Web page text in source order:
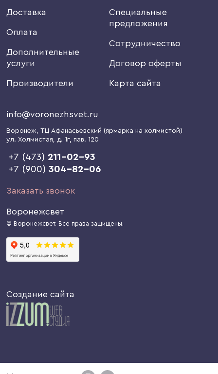
Доставка
Оплата
Дополнительные
услуги
Производители
Специальные
предложения
Сотрудничество
Договор оферты
Карта сайта
info@voronezhsvet.ru
Воронеж, ТЦ Афанасьевский (ярмарка на холмистой)
ул. Холмистая, д. 1г, пав. 120
+7 (473) 211-02-93
+7 (900)304-82-06
Заказать звонок
Воронежсвет
© Воронежсвет. Все права защищены.
Создание сайта